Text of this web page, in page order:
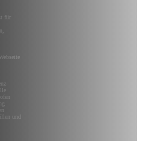
für
und